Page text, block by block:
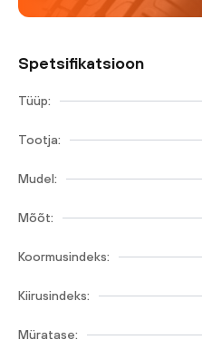
Spetsifikatsioon
Tüüp:
Tootja:
Mudel:
Mõõt:
Koormusindeks:
Kiirusindeks:
Müratase: